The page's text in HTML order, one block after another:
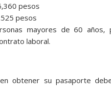
pesos
pesos
mayores de 60 años,
laboral.
obtener su pasaporte